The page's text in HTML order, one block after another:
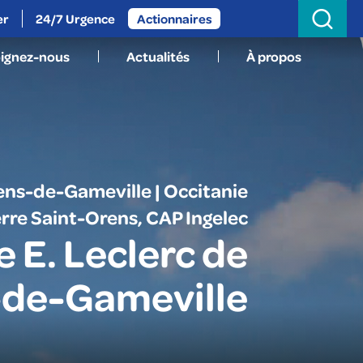
24/7 Urgence Actionnaires
for:
nous Actualités À propos
de-Gameville | Occitanie
Saint-Orens, CAP Ingelec
E. Leclerc de
Gameville